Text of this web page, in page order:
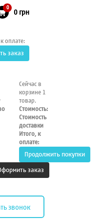
0 0 грн
оплате:
заказ
Сейчас в
корзине 1
товар.
Стоимость:
Стоимость
доставки
Итого, к
оплате:
Продолжить покупки
заказ
звонок